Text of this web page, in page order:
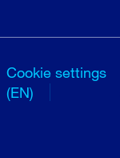
Cookie settings
(EN)